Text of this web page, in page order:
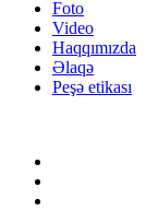
Foto
Video
Haqqımızda
Əlaqə
Peşə etikası